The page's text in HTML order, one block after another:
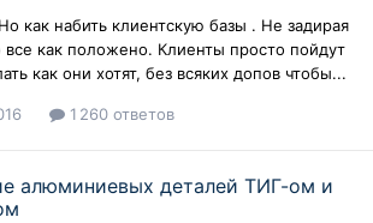
как набить клиентскую базы . Не задирая
как положено. Клиенты просто пойдут
как они хотят, без всяких допов чтобы...
1 260 ответов
алюминиевых деталей ТИГ-ом и